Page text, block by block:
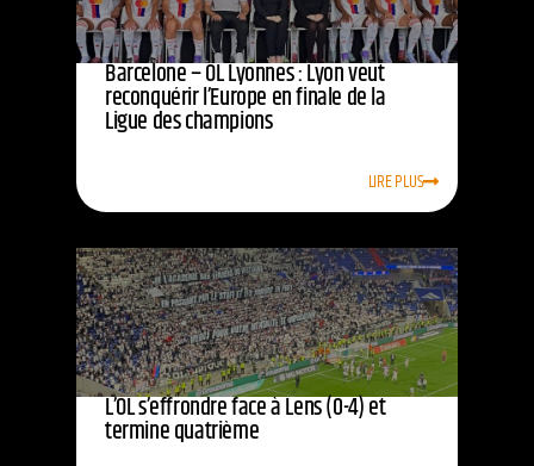
Barcelone – OL Lyonnes : Lyon veut
reconquérir l’Europe en finale de la
Ligue des champions
LIRE PLUS
L’OL s’effrondre face à Lens (0-4) et
termine quatrième